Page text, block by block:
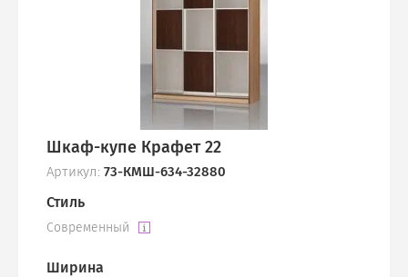
Шкаф-купе Крафет 22
Артикул: 73-КМШ-634-32880
Стиль
Современный
Ширина